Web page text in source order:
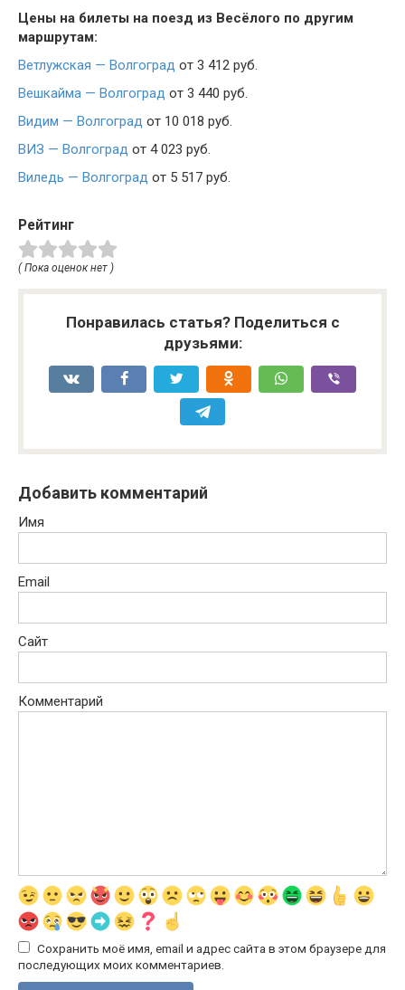
Цены на билеты на поезд из Весёлого по другим
маршрутам:
Ветлужская — Волгоград от 3 412 руб.
Вешкайма — Волгоград от 3 440 руб.
Видим — Волгоград от 10 018 руб.
ВИЗ — Волгоград от 4 023 руб.
Виледь — Волгоград от 5 517 руб.
Рейтинг
( Пока оценок нет )
Понравилась статья? Поделиться с
друзьями:
Добавить комментарий
Имя
Email
Сайт
Комментарий
Сохранить моё имя, email и адрес сайта в этом браузере для
последующих моих комментариев.